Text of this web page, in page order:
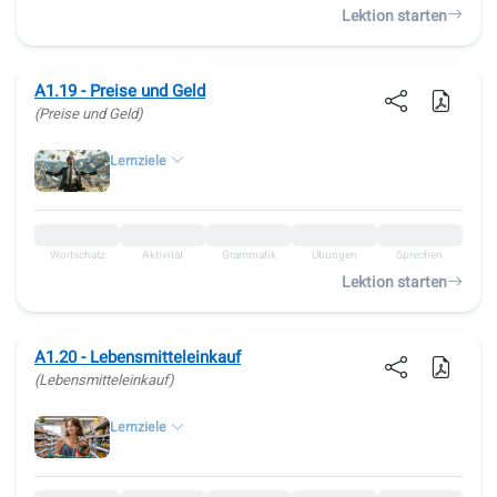
Lektion starten
A1.19 - Preise und Geld
(Preise und Geld)
Lernziele
Wortschatz Aktivität Grammatik Übungen Sprechen
Lektion starten
A1.20 - Lebensmitteleinkauf
(Lebensmitteleinkauf)
Lernziele